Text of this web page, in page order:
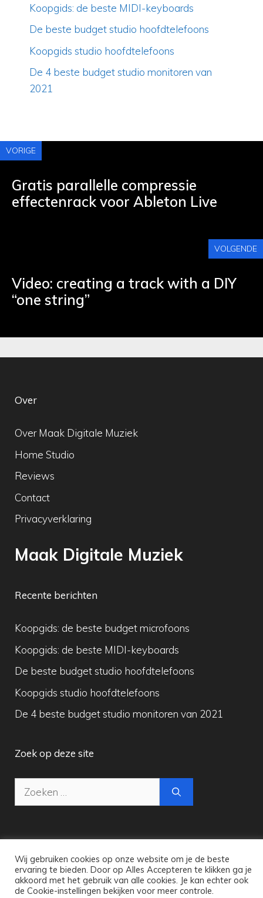
Koopgids: de beste MIDI-keyboards
De beste budget studio hoofdtelefoons
Koopgids studio hoofdtelefoons
De 4 beste budget studio monitoren van
2021
VORIGE
Gratis parallelle compressie
effectenrack voor Ableton Live
VOLGENDE
Video: creating a track with a DIY
“one string”
Over
Over Maak Digitale Muziek
Home Studio
Reviews
Contact
Privacyverklaring
Maak Digitale Muziek
Recente berichten
Koopgids: de beste budget microfoons
Koopgids: de beste MIDI-keyboards
De beste budget studio hoofdtelefoons
Koopgids studio hoofdtelefoons
De 4 beste budget studio monitoren van 2021
Zoek op deze site
Zoek
naar:
Copyright © 2026 Maak Digitale Muziek
Wij gebruiken cookies op onze website om je de beste
ervaring te bieden. Door op Alles Accepteren te klikken ga je
akkoord met het gebruik van alle cookies. Je kan echter ook
de Cookie-instellingen bekijken voor meer controle.